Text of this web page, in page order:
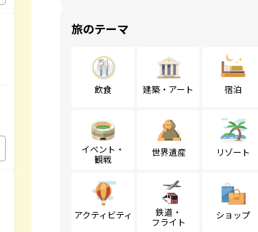
旅のテーマ
飲食 建築・アート 宿泊
イベント・
観戦
世界遺産 リゾート
アクティビティ
鉄道・
フライト
ショップ